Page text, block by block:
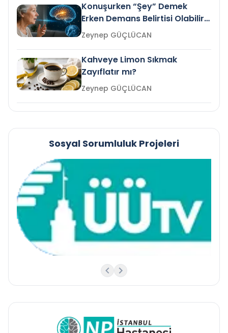
Konuşurken “Şey” Demek
Erken Demans Belirtisi Olabilir
mi?
Zeynep GÜÇLÜCAN
Kahveye Limon Sıkmak
Zayıflatır mı?
Zeynep GÜÇLÜCAN
Sosyal Sorumluluk Projeleri